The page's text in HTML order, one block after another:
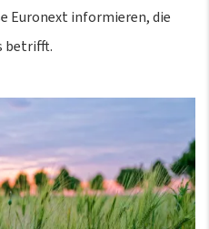
Euronext informieren, die
betrifft.